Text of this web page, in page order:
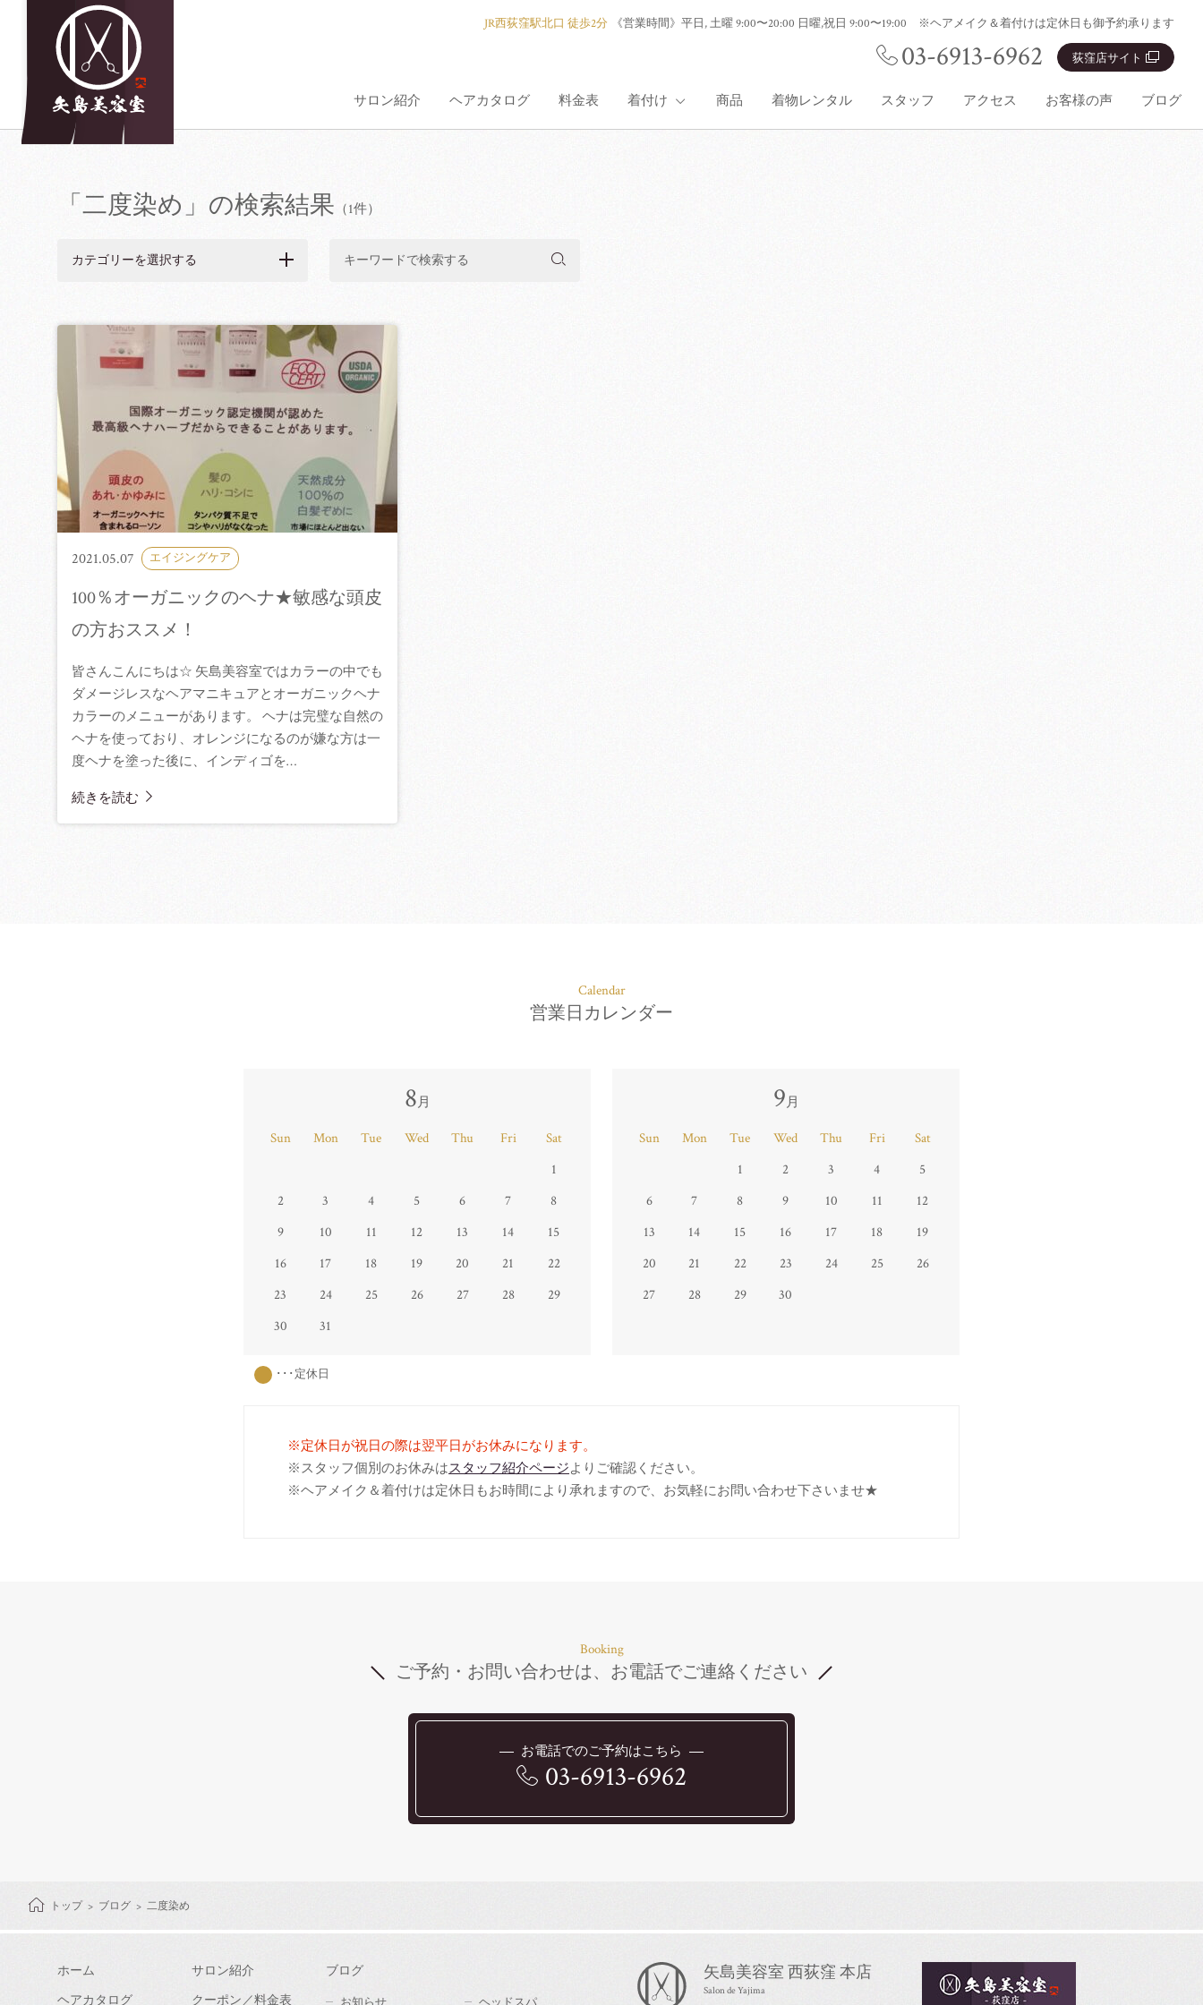
JR西荻窪駅北口 徒歩2分 《営業時間》 平日, 土曜 9:00〜20:00 日曜,祝日 9:00〜19:00 ※ヘアメイク＆着付けは定休日も御予約承ります
03-6913-6962 荻窪店サイト
サロン紹介 ヘアカタログ 料金表 着付け 商品 着物レンタル スタッフ アクセス お客様の声 ブログ
「二度染め」の検索結果 （1件）
カテゴリーを選択する
2021.05.07 エイジングケア
100％オーガニックのヘナ★敏感な頭皮
の方おススメ！
皆さんこんにちは☆ 矢島美容室ではカラーの中でも
ダメージレスなヘアマニキュアとオーガニックヘナ
カラーのメニューがあります。 ヘナは完璧な自然の
ヘナを使っており、オレンジになるのが嫌な方は一
度ヘナを塗った後に、インディゴを…
続きを読む
Calendar
営業日カレンダー
8月
Sun Mon Tue Wed Thu Fri
Sat
1
2
3 4 5 6 7
8
9
10 11 12 13 14
15
16
17 18 19 20 21
22
23
24 25 26 27 28
29
30
31
9月
Sun Mon Tue Wed Thu Fri
Sat
1
2 3 4
5
6
7 8 9 10 11
12
13
14 15 16 17 18
19
20
21 22 23 24 25
26
27
28 29 30
･･･定休日
※定休日が祝日の際は翌平日がお休みになります。
※スタッフ個別のお休みはスタッフ紹介ページよりご確認ください。
※ヘアメイク＆着付けは定休日もお時間により承れますので、お気軽にお問い合わせ下さいませ★
Booking
ご予約・お問い合わせは、 お電話でご連絡ください
お電話でのご予約はこちら
03-6913-6962
トップ ブログ 二度染め
ホーム
ヘアカタログ
サロン紹介
クーポン／料金表
ブログ 矢島美容室 西荻窪 本店
Salon de Yajima